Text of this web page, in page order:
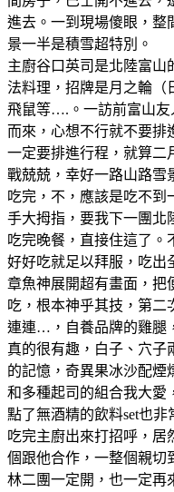
進去。一到現場傻眼，
景一半是積雪超特別。
主廚谷口英司是北陸富山
法料理，招牌是月之輪（
飛鼠等….。一訪前富山友
而來，心想不行就不要排
一定要排進行程，就算二
戰兢兢，幸好一路山路雪
吃完，不，應該是吃不到
手大拇指，要我下一團北
吃完晚餐，直接住這了。
好好吃就足以拜服，吃出
章魚神展開超有畫面，把
吃，根本神乎其技，第二
連連…，自養品牌的雞腿
真的很有趣，白子、穴子
的記憶，奇異果冰沙配煙
和多種起司的組合我大愛
點了無酒精的飲料set也非
吃完主廚出來打招呼，居
個跟他合作，一整個親切
林二團一定開，也一定再